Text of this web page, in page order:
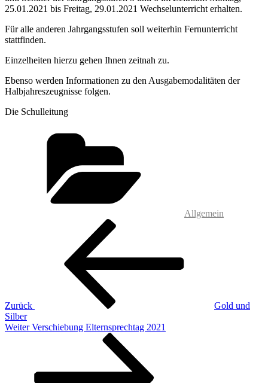
25.01.2021 bis Freitag, 29.01.2021 Wechselunterricht erhalten.
Für alle anderen Jahrgangsstufen soll weiterhin Fernunterricht
stattfinden.
Einzelheiten hierzu gehen Ihnen zeitnah zu.
Ebenso werden Informationen zu den Ausgabemodalitäten der
Halbjahreszeugnisse folgen.
Die Schulleitung
Allgemein
Beitragsnavigation
Zurück
Gold und
Silber
Nächster
Weiter Verschiebung Elternsprechtag 2021